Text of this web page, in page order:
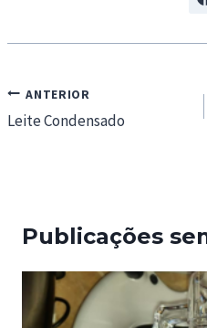
Navegação
de
ANTERIOR
Leite Condensado
Publicações